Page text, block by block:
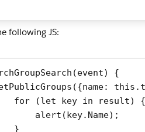
following JS:
{
for (let key in result) {
alert(key.Name);
}